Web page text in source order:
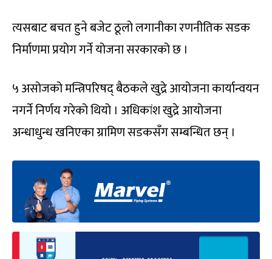
त्यसबाट बचत हुने बजेट ठूलो लगानीका रणनीतिक सडक
निर्माणमा प्रयोग गर्ने योजना सरकारको छ ।
५ असोजको मन्त्रिपरिषद् बैठकले खुद्रे आयोजना कार्यान्वयन
नगर्ने निर्णय गरेको थियो । अधिकांश खुद्रे आयोजना
अन्धाधुन्ध खनिएका ग्रामिण सडकसँग सम्बन्धित छन् ।